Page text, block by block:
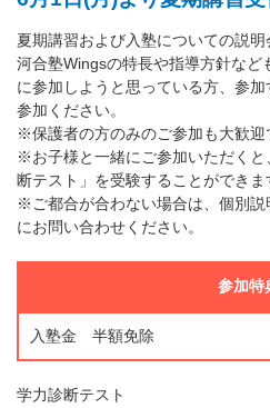
夏期講習および入塾についての説明
河合塾Wingsの特長や指導方針など
に参加しようと思っている方、参
参加ください。
※保護者の方のみのご参加も大歓迎
※お子様と一緒にご参加いただく
断テスト」を受験することができま
※ご都合が合わない場合は、個別
にお問い合わせください。
参加特
入塾金 半額免除
学力診断テスト